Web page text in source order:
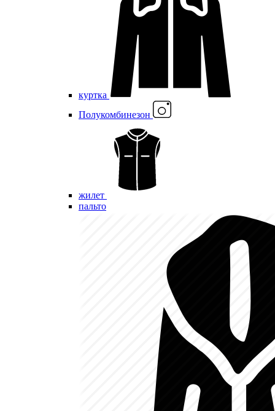
куртка
Полукомбинезон
жилет
пальто